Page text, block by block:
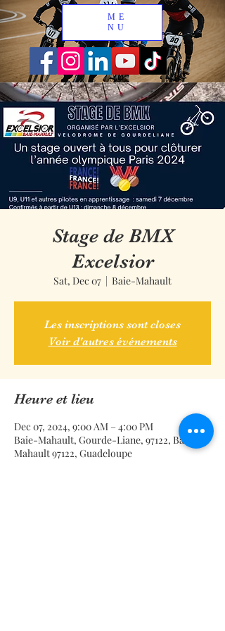
ME
NU
Stage de BMX
Excelsior
Sat, Dec 07
  |
Baie-Mahault
Les inscriptions sont closes
Voir d'autres événements
Heure et lieu
Dec 07, 2024, 9:00 AM – 4:00 PM
Baie-Mahault, Gourde-Liane, 97122, Baie-
Mahault 97122, Guadeloupe